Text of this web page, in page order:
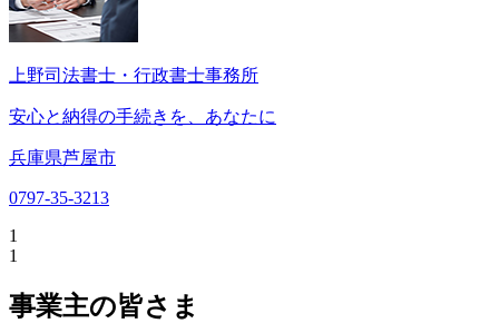
上野司法書士・行政書士事務所
安心と納得の手続きを、あなたに
兵庫県芦屋市
0797-35-3213
1
1
事業主の皆さま